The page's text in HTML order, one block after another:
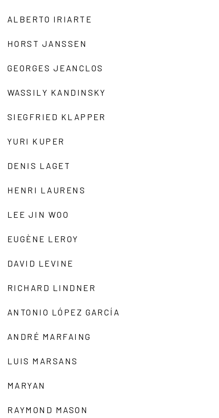
ALBERTO IRIARTE
HORST JANSSEN
GEORGES JEANCLOS
WASSILY KANDINSKY
SIEGFRIED KLAPPER
YURI KUPER
DENIS LAGET
HENRI LAURENS
LEE JIN WOO
EUGÈNE LEROY
DAVID LEVINE
RICHARD LINDNER
ANTONIO LÓPEZ GARCÍA
ANDRÉ MARFAING
LUIS MARSANS
MARYAN
RAYMOND MASON